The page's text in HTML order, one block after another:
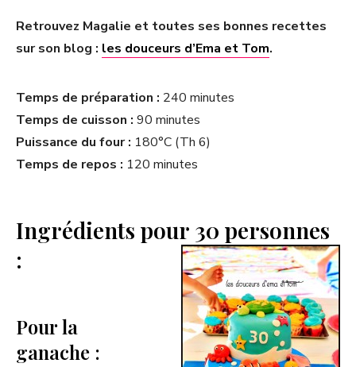
Retrouvez Magalie et toutes ses bonnes recettes
sur son blog : les douceurs d’Ema et Tom.
Temps de préparation : 240 minutes
Temps de cuisson : 90 minutes
Puissance du four : 180°C (Th 6)
Temps de repos : 120 minutes
Ingrédients pour 30 personnes
:
Pour la
ganache :